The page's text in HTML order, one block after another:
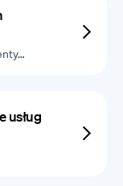
usług